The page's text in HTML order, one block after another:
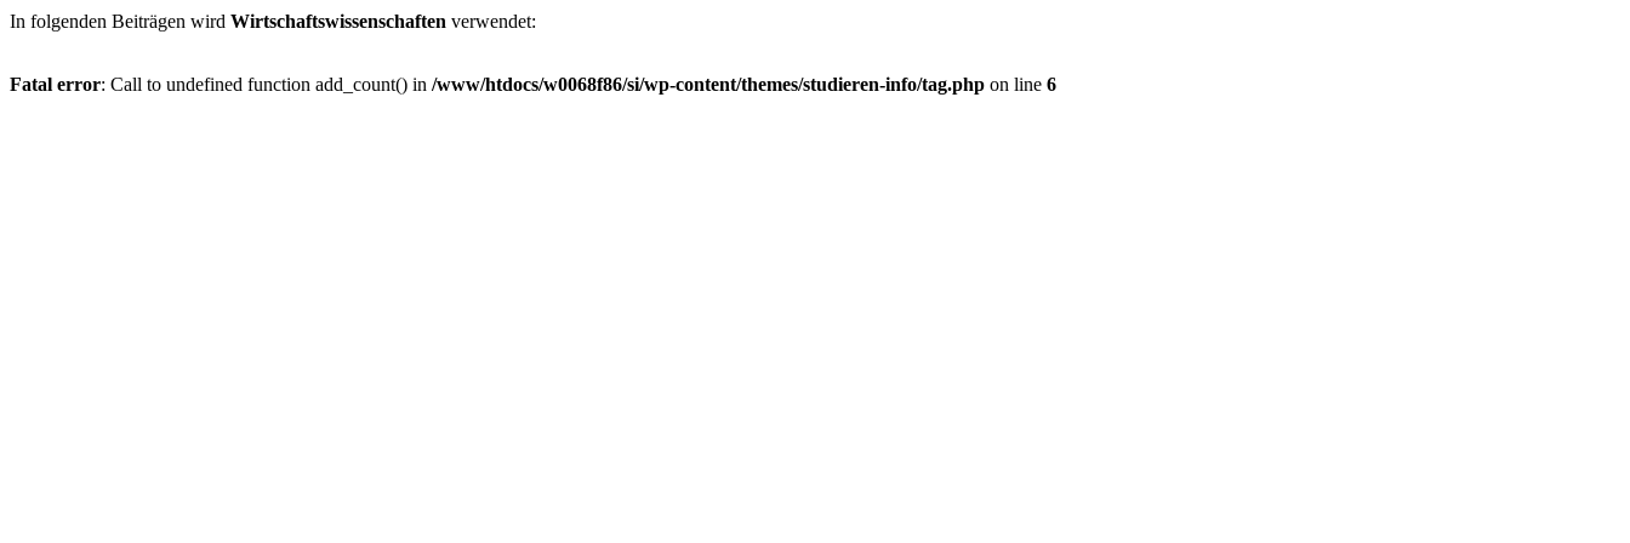
In folgenden Beiträgen wird Wirtschaftswissenschaften verwendet:
Fatal error: Call to undefined function add_count() in /www/htdocs/w0068f86/si/wp-content/themes/studieren-info/tag.php on line 6